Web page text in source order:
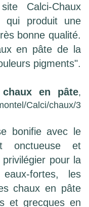
Calci-Chaux
qui produit une
bonne qualité.
en pâte de la
pigments".
en pâte,
Calci/chaux/3
bonifie avec le
onctueuse et
pour la
fortes, les
chaux en pâte
et grecques en